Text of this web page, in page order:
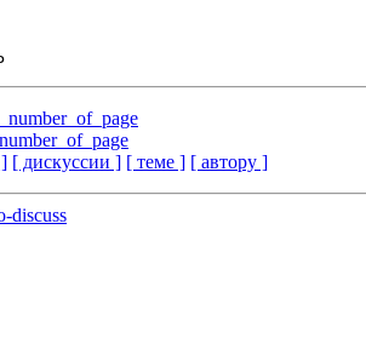
[ дискуссии ] [ теме ] [ автору ]
discuss